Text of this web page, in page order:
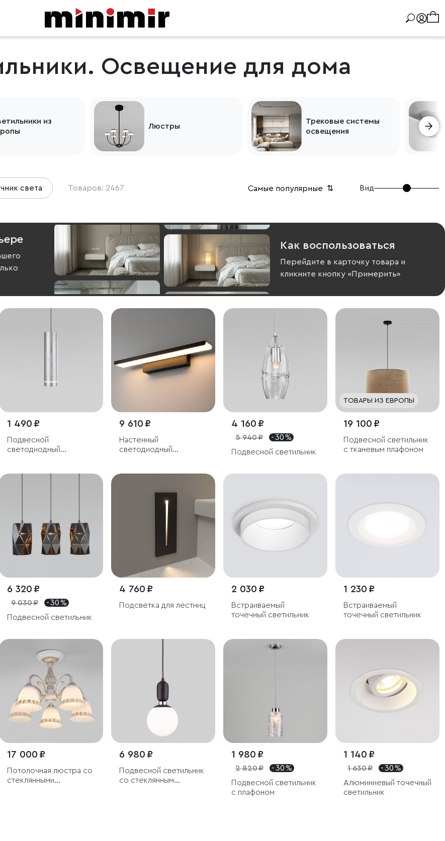
Освещение для дома
из
Люстры
Трековые системы
освещения
света Товаров: 2467 Самые популярные ⇅ Вид
Как воспользоваться
Перейдите в карточку товара и
кликните кнопку «Примерить»
1 490 ₽
Подвесной
светодиодный
9 610 ₽
Настенный
светодиодный
4 160 ₽
5 940 ₽
- 30 %
Подвесной светильник
ТОВАРЫ ИЗ ЕВРОПЫ
19 100 ₽
Подвесной светильник
с тканевым плафоном
6 320 ₽
9 030 ₽
- 30 %
Подвесной светильник
4 760 ₽
Подсветка для лестниц
2 030 ₽
Встраиваемый
точечный светильник
1 230 ₽
Встраиваемый
точечный светильник
17 000 ₽
Потолочная люстра со
стеклянными
6 980 ₽
Подвесной светильник
со стеклянным
1 980 ₽
2 820 ₽
- 30 %
Подвесной светильник
с плафоном
1 140 ₽
1 630 ₽
- 30 %
Алюминиевый точечный
светильник